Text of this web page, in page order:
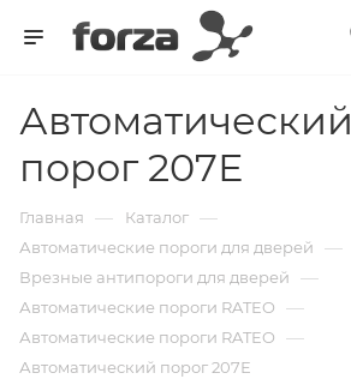
Автоматический
порог 207Е
Главная — Каталог —
Автоматические пороги для дверей —
Врезные антипороги для дверей —
Автоматические пороги RATEO —
Автоматические пороги RATEO —
Автоматический порог 207Е